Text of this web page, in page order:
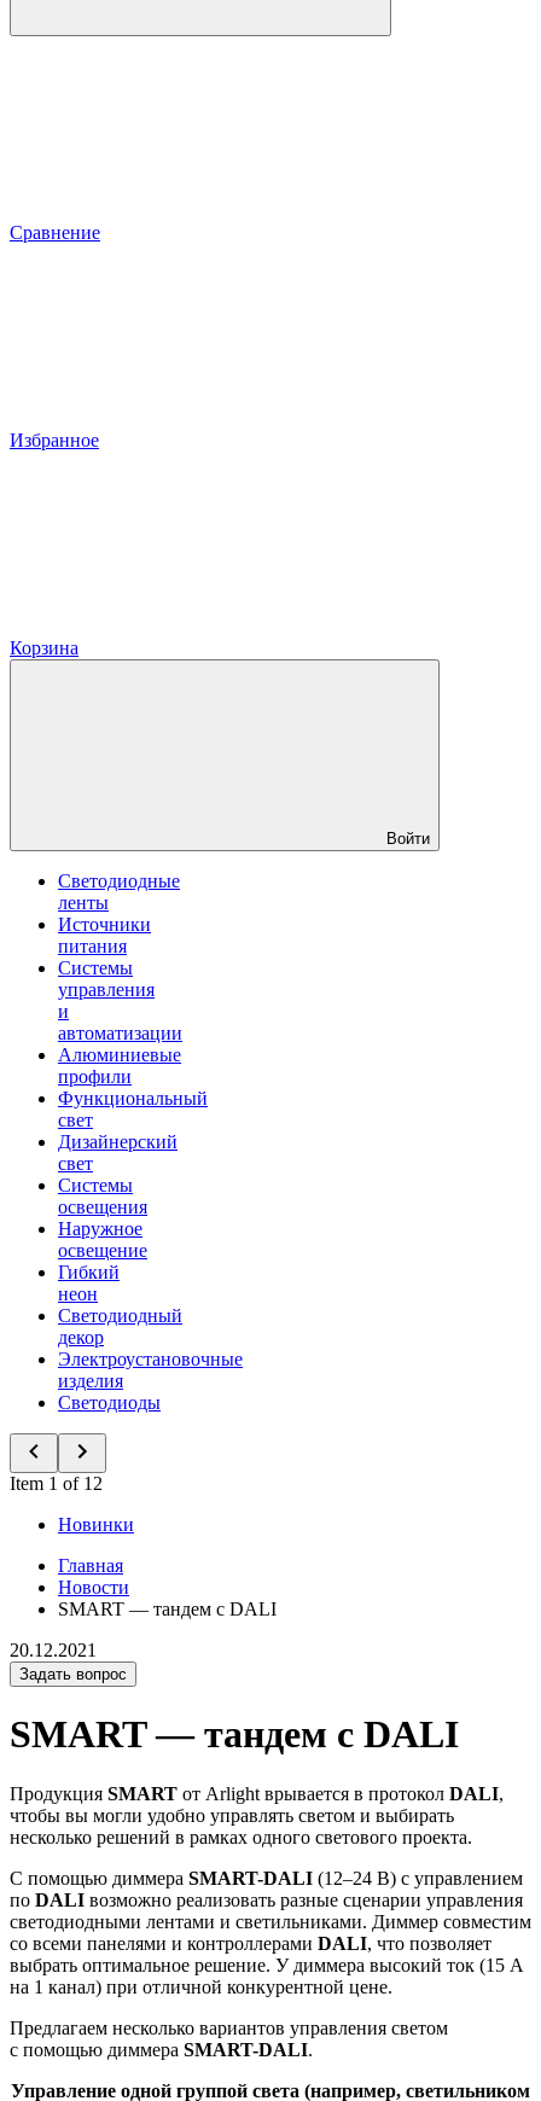
Сравнение
Избранное
Корзина
Войти
Светодиодные
ленты
Источники
питания
Системы
управления
и
автоматизации
Алюминиевые
профили
Функциональный
свет
Дизайнерский
свет
Системы
освещения
Наружное
освещение
Гибкий
неон
Светодиодный
декор
Электроустановочные
изделия
Светодиоды
Item 1 of 12
Новинки
Главная
Новости
SMART — тандем с DALI
20.12.2021
Задать вопрос
SMART — тандем с DALI
Продукция SMART от Arlight врывается в протокол DALI,
чтобы вы могли удобно управлять светом и выбирать
несколько решений в рамках одного светового проекта.
С помощью диммера SMART-DALI (12–24 В) с управлением
по DALI возможно реализовать разные сценарии управления
светодиодными лентами и светильниками. Диммер совместим
со всеми панелями и контроллерами DALI, что позволяет
выбрать оптимальное решение. У диммера высокий ток (15 А
на 1 канал) при отличной конкурентной цене.
Предлагаем несколько вариантов управления светом
с помощью диммера SMART-DALI.
Управление одной группой света (например, светильником